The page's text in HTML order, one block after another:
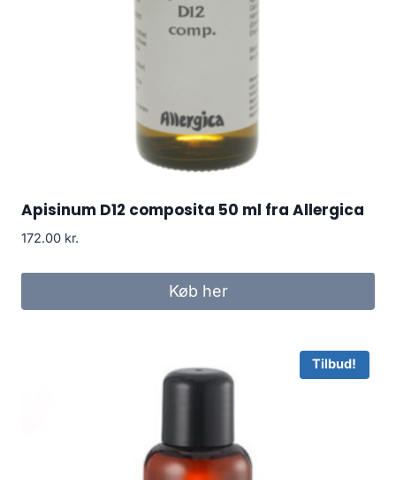
Apisinum D12 composita 50 ml fra Allergica
172.00 kr.
Køb her
Tilbud!